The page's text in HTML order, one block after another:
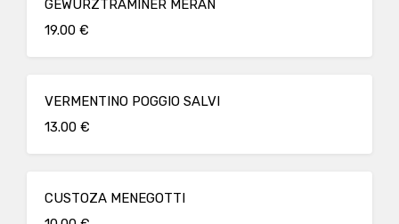
GEWURZTRAMINER MERAN
19.00 €
VERMENTINO POGGIO SALVI
13.00 €
CUSTOZA MENEGOTTI